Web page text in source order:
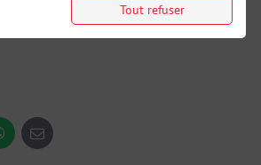
E-
mail
Tout refuser